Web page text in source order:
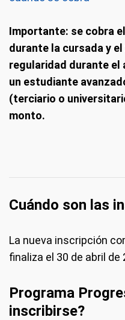
Importante: se cobra
durante la cursada y
regularidad durante el
un estudiante
(terciario o
monto.
Cuándo son las
La nueva inscripción
finaliza el 30 de abril de
Programa
inscribirse?